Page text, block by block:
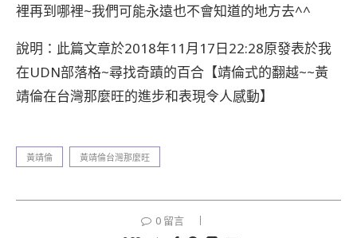
裡再到哪裡~我們可能永遠也不會知道的地方去^^
說明：此篇文章於2018年11月17日22:28原發表於我
在UDN部落格~尋找奇蹟的百合【靖倫式的翻越~~黃
靖倫在台灣那麼旺的進步和表現令人感動】
黃靖倫 黃靖倫台灣那麼旺
0 留言